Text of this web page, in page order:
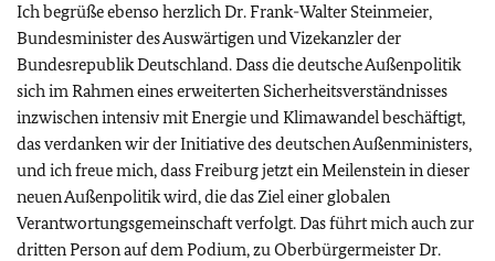
Ich begrüße ebenso herzlich Dr. Frank-Walter Steinmeier,
Bundesminister des Auswärtigen und Vizekanzler der
Bundesrepublik Deutschland. Dass die deutsche Außenpolitik
sich im Rahmen eines erweiterten Sicherheitsverständnisses
inzwischen intensiv mit Energie und Klimawandel beschäftigt,
das verdanken wir der Initiative des deutschen Außenministers,
und ich freue mich, dass Freiburg jetzt ein Meilenstein in dieser
neuen Außenpolitik wird, die das Ziel einer globalen
Verantwortungsgemeinschaft verfolgt. Das führt mich auch zur
dritten Person auf dem Podium, zu Oberbürgermeister Dr.